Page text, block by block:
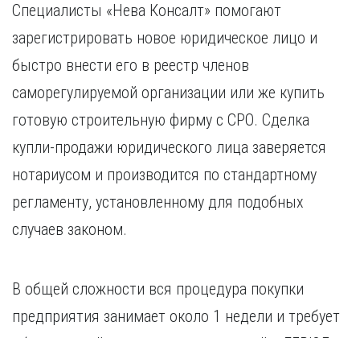
Специалисты «Нева Консалт» помогают
зарегистрировать новое юридическое лицо и
быстро внести его в реестр членов
саморегулируемой организации или же купить
готовую строительную фирму с СРО. Сделка
купли-продажи юридического лица заверяется
нотариусом и производится по стандартному
регламенту, установленному для подобных
случаев законом.
В общей сложности вся процедура покупки
предприятия занимает около 1 недели и требует